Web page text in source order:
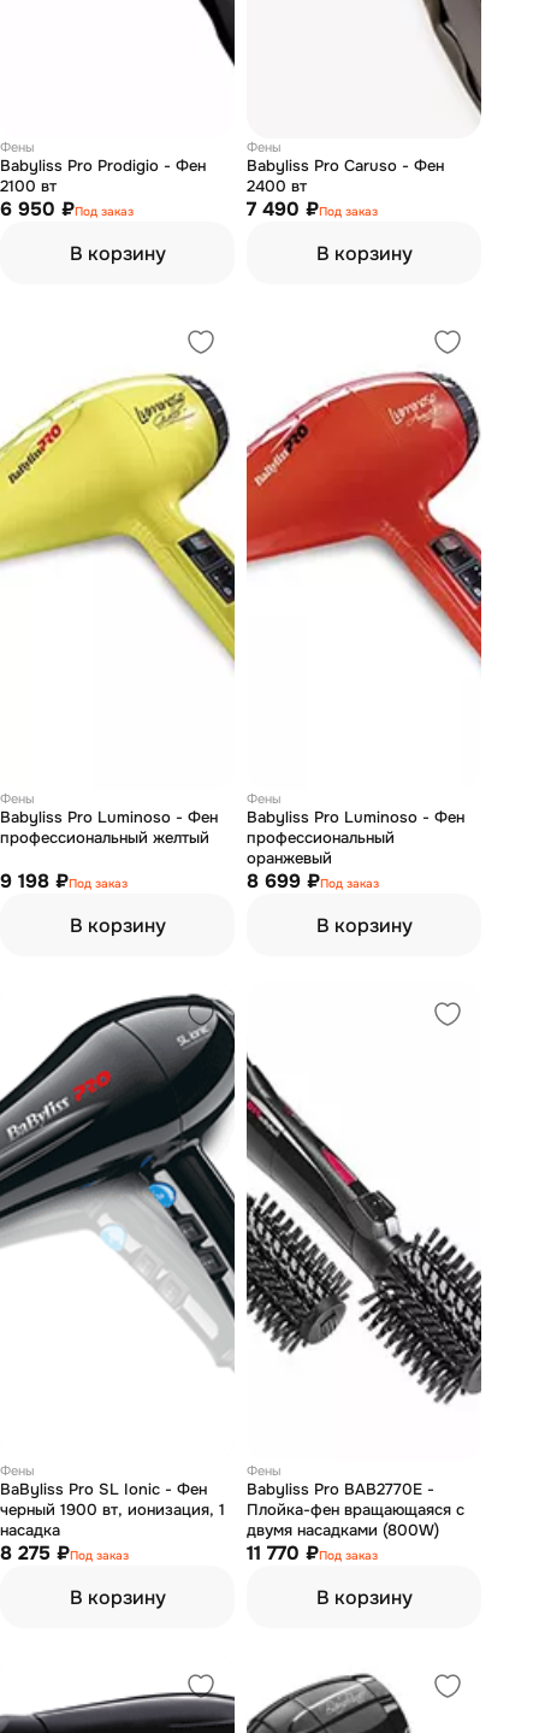
Фены
Babyliss Pro Prodigio - Фен
2100 вт
6 950 ₽Под заказ
В корзину
Фены
Babyliss Pro Caruso - Фен
2400 вт
7 490 ₽Под заказ
В корзину
Фены
Babyliss Pro Luminoso - Фен
профессиональный желтый
9 198 ₽Под заказ
В корзину
Фены
Babyliss Pro Luminoso - Фен
профессиональный
оранжевый
8 699 ₽Под заказ
В корзину
Фены
BaByliss Pro SL Ionic - Фен
черный 1900 вт, ионизация, 1
насадка
8 275 ₽Под заказ
В корзину
Фены
Babyliss Pro BAB2770E -
Плойка-фен вращающаяся с
двумя насадками (800W)
11 770 ₽Под заказ
В корзину